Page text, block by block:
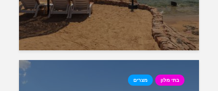
בתי מלון מצרים